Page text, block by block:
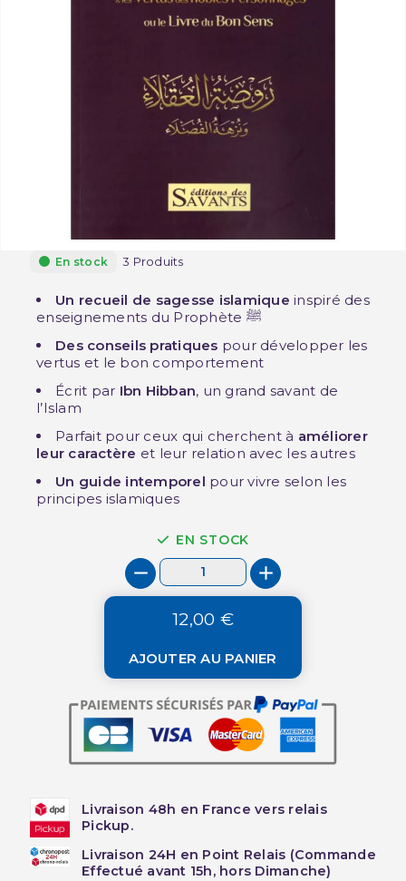
En stock 3 Produits
Un recueil de sagesse islamique inspiré des
enseignements du Prophète ﷺ
Des conseils pratiques pour développer les
vertus et le bon comportement
Écrit par Ibn Hibban, un grand savant de
l’Islam
Parfait pour ceux qui cherchent à améliorer
leur caractère et leur relation avec les autres
Un guide intemporel pour vivre selon les
principes islamiques
EN STOCK
12,00 €
AJOUTER AU PANIER
Livraison 48h en France vers relais
Pickup.
Livraison 24H en Point Relais (Commande
Effectué avant 15h, hors Dimanche)